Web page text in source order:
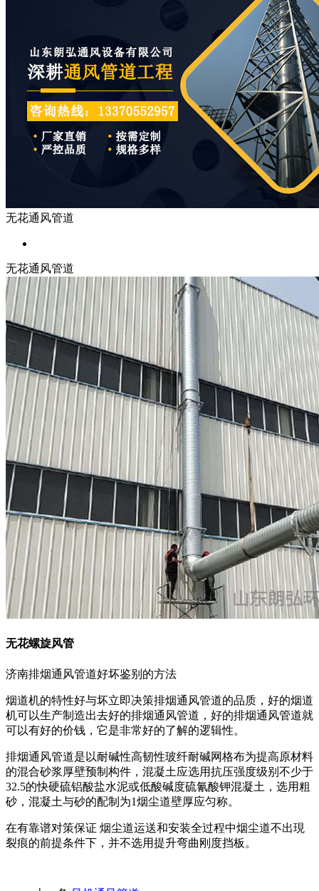
无花通风管道
无花通风管道
无花螺旋风管
济南排烟通风管道好坏鉴别的方法
烟道机的特性好与坏立即决策排烟通风管道的品质，好的烟道
机可以生产制造出去好的排烟通风管道，好的排烟通风管道就
可以有好的价钱，它是非常好的了解的逻辑性。
排烟通风管道是以耐碱性高韧性玻纤耐碱网格布为提高原材料
的混合砂浆厚壁预制构件，混凝土应选用抗压强度级别不少于
32.5的快硬硫铝酸盐水泥或低酸碱度硫氰酸钾混凝土，选用粗
砂，混凝土与砂的配制为1烟尘道壁厚应匀称。
在有靠谱对策保证 烟尘道运送和安装全过程中烟尘道不出現
裂痕的前提条件下，并不选用提升弯曲刚度挡板。